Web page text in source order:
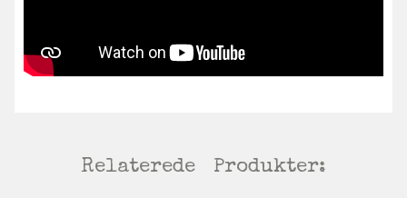
Relaterede Produkter: